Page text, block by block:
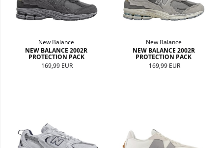
New Balance
NEW BALANCE 2002R
PROTECTION PACK
169,99 EUR
New Balance
NEW BALANCE 2002R
PROTECTION PACK
169,99 EUR